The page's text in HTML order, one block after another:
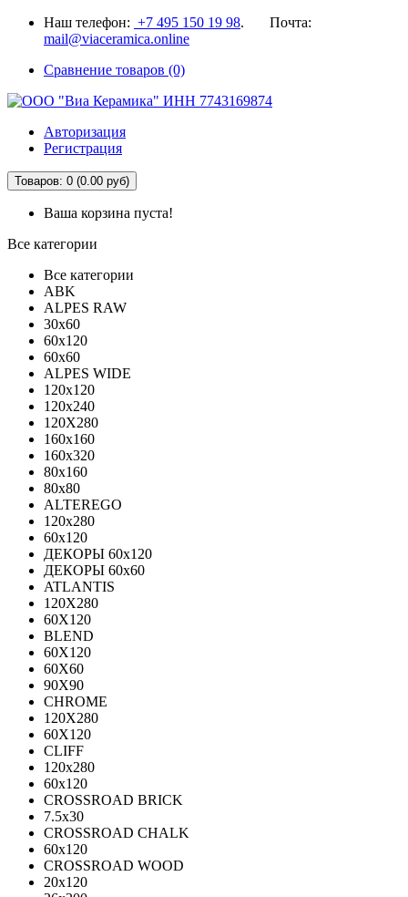
Наш телефон: +7 495 150 19 98. Почта:
mail@viaceramica.online
Сравнение товаров (0)
Авторизация
Регистрация
Товаров: 0 (0.00 руб)
Ваша корзина пуста!
Все категории
Все категории
ABK
ALPES RAW
30x60
60x120
60x60
ALPES WIDE
120x120
120x240
120X280
160x160
160x320
80x160
80x80
ALTEREGO
120х280
60х120
ДЕКОРЫ 60х120
ДЕКОРЫ 60х60
ATLANTIS
120X280
60X120
BLEND
60Х120
60Х60
90Х90
CHROME
120X280
60X120
CLIFF
120x280
60x120
CROSSROAD BRICK
7.5х30
CROSSROAD CHALK
60х120
CROSSROAD WOOD
20х120